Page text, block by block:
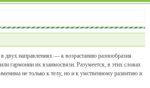
направлениях — к возрастанию разнообразия
гармонии их взаимосвязи. Разумеется, в этих словах
не только к телу, но и к умственному развитию и